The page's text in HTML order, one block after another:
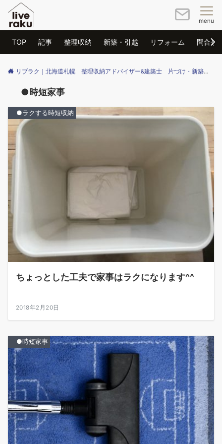
menu
TOP 記事 整理収納 新築・引越 リフォーム 問合せ
リブラク｜北海道札幌 整理収納アドバイザー&建築士 片づけ・新築・リフォームのご相談はリブラクまで
●時短家事
●ラクする時短収納
ちょっとした工夫で家事はラクになります^^
2018年2月20日
●時短家事